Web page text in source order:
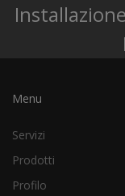
Menu
Servizi
Prodotti
Profilo